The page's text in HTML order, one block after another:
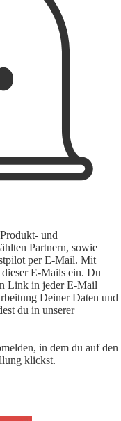
und
Partnern, sowie
per E-Mail. Mit
E-Mails ein. Du
Link in jeder E-Mail
Deiner Daten und
du in unserer
in dem du auf den
klickst.